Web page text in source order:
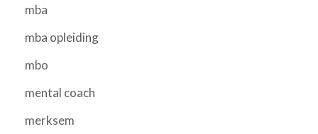
mba
mba opleiding
mbo
mental coach
merksem